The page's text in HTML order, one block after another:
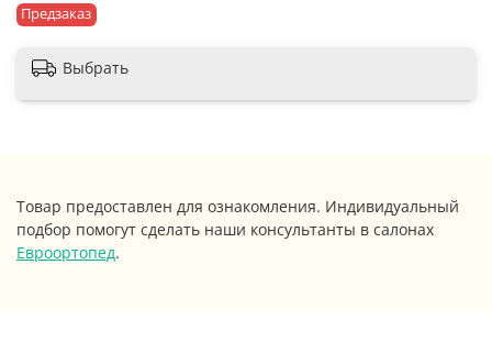
Предзаказ
Выбрать
Товар предоставлен для ознакомления. Индивидуальный
подбор помогут сделать наши консультанты в салонах
Евроортопед.